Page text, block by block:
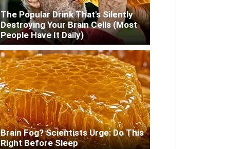
The Popular Drink That's Silently
Destroying Your Brain Cells (Most
People Have It Daily)
Brain Fog? Scientists Urge: Do This
Right Before Sleep